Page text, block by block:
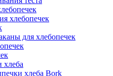
хлебопечек
для хлебопечек
хлеба Bork